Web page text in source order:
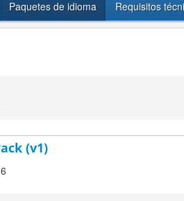
Paquetes de idioma Requisitos
(v1)